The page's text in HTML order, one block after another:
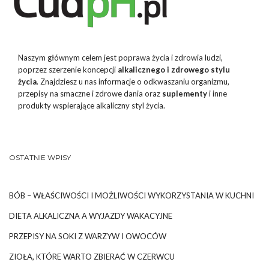
Naszym głównym celem jest poprawa życia i zdrowia ludzi,
poprzez szerzenie koncepcji alkalicznego i zdrowego stylu
życia. Znajdziesz u nas informacje o odkwaszaniu organizmu,
przepisy na smaczne i zdrowe dania oraz suplementyi inne
produkty wspierające alkaliczny styl życia.
OSTATNIE WPISY
BÓB – WŁAŚCIWOŚCI I MOŻLIWOŚCI WYKORZYSTANIA W KUCHNI
DIETA ALKALICZNA A WYJAZDY WAKACYJNE
PRZEPISY NA SOKI Z WARZYW I OWOCÓW
ZIOŁA, KTÓRE WARTO ZBIERAĆ W CZERWCU